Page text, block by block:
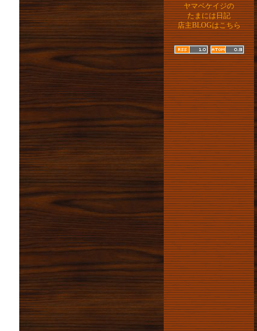
ヤマベケイジの
たまには日記
店主BLOGはこちら